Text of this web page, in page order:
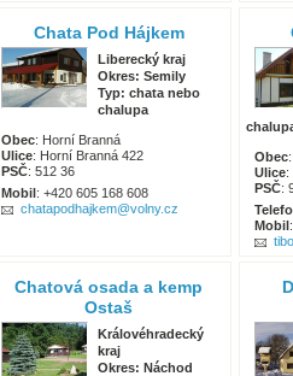
Chata Pod Hájkem
Liberecký kraj
Okres: Semily
Typ: chata nebo
chalupa
Obec: Horní Branná
Ulice: Horní Branná 422
PSČ: 512 36
Mobil: +420 605 168 608
chatapodhajkem@volny.cz
Obec
Ulice:
PSČ:
Mobil
Chatová osada a kemp
Ostaš
Královéhradecký
kraj
Okres: Náchod